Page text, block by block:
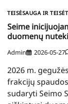
TEISĖSAUGA IR
Seime
duomenų
Admin 2026-05-27
2026 m.
frakcijų
sudaryti Seimo